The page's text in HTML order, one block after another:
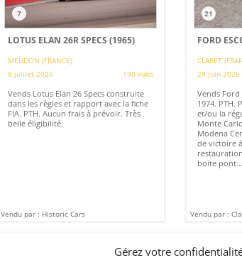
Gérez votre
7
LOTUS ELAN 26R SPECS (1965)
MEUDON (FRANCE)
8 juillet 2026
190 vues
Vends Lotus Elan 26 Specs construite
dans les règles et rapport avec la fiche
FIA. PTH. Aucun frais à prévoir. Très
belle éligibilité.
Vendu par : Historic Cars
21
FORD
CLARET
28 juin 2026
Vends Ford
1974. PTH.
et/ou la
Monte
Modena
de victoire
boite
Vendu par :